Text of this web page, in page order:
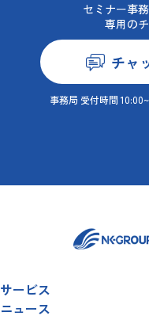
セミナー事
専用の
チャ
事務局 受付時間
サービス
ニュース